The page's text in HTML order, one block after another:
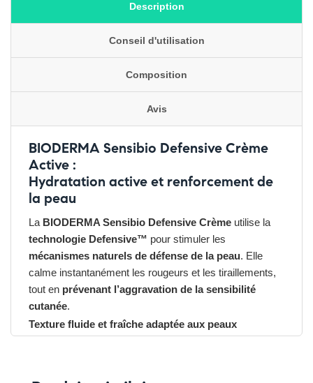
Description
Conseil d'utilisation
Composition
Avis
BIODERMA Sensibio Defensive Crème
Active :
Hydratation active et renforcement de
la peau
La BIODERMA Sensibio Defensive Crème utilise la
technologie Defensive™ pour stimuler les
mécanismes naturels de défense de la peau. Elle
calme instantanément les rougeurs et les tiraillements,
tout en prévenant l’aggravation de la sensibilité
cutanée.
Texture fluide et fraîche adaptée aux peaux